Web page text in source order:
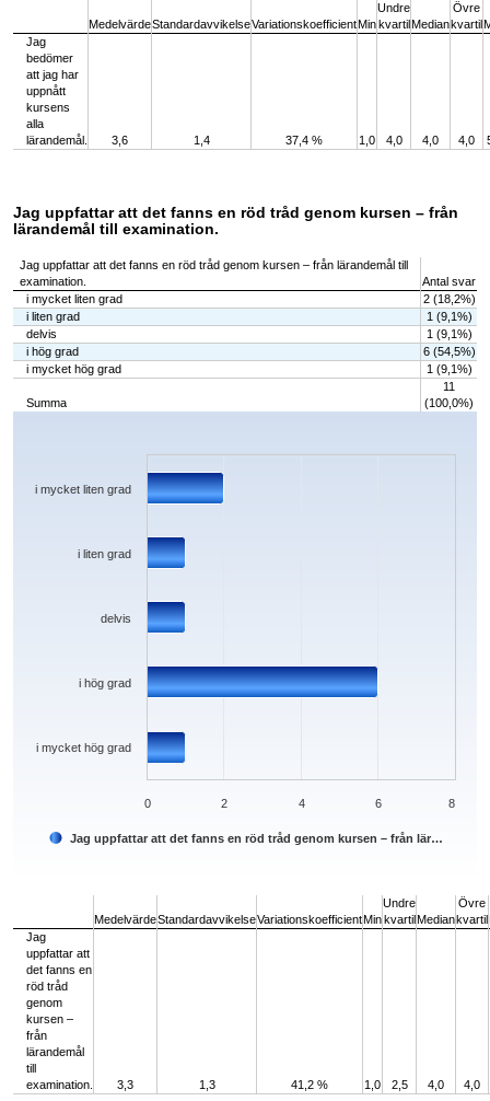
MedelvärdeStandardavvikelseVariationskoefficientMin
Undre
kvartilMedian
Övre
kvartil
Jag
bedömer
att jag har
uppnått
kursens
alla
lärandemål.
3,6 1,4 37,4 % 1,0 4,0 4,0 4,0
Jag uppfattar att det fanns en röd tråd genom kursen – från
lärandemål till examination.
Jag uppfattar att det fanns en röd tråd genom kursen – från lärandemål till
examination.
Antal svar
i mycket liten grad
2 (18,2%)
i liten grad
1 (9,1%)
delvis
1 (9,1%)
i hög grad
6 (54,5%)
i mycket hög grad
1 (9,1%)
Summa
11
(100,0%)
Chart
The chart has 1 X axis displaying categories.
The chart has 1 Y axis displaying values. Data ranges from 1 to 6.
Jag uppfattar att det fanns en röd tråd genom kursen – från lär…
i mycket hög grad
i hög grad
delvis
i liten grad
i mycket liten grad
0 2 4 6 8
MedelvärdeStandardavvikelseVariationskoefficientMin
Undre
kvartilMedian
Övre
kvartil
Jag
uppfattar att
det fanns en
röd tråd
genom
kursen –
från
lärandemål
till
examination.
3,3 1,3 41,2 % 1,0 2,5 4,0 4,0